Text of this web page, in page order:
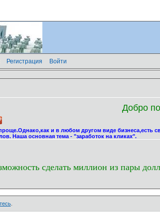
Регистрация Войти
Добро
и в любом другом виде бизнеса,есть
Наша основная тема - "заработок на кликах".
сделать миллион из пары
.